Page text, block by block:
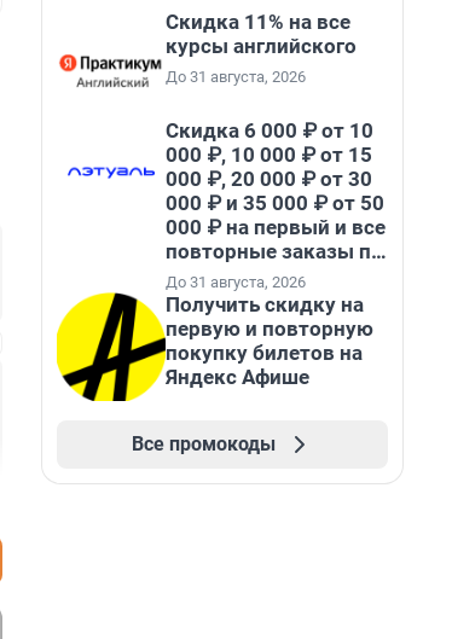
Скидка 11% на все
курсы английского
До 31 августа, 2026
Скидка 6 000 ₽ от 10
000 ₽, 10 000 ₽ от 15
000 ₽, 20 000 ₽ от 30
000 ₽ и 35 000 ₽ от 50
000 ₽ на первый и все
повторные заказы по
промокоду НАБЕРИ
До 31 августа, 2026
Получить скидку на
первую и повторную
покупку билетов на
Яндекс Афише
Все промокоды